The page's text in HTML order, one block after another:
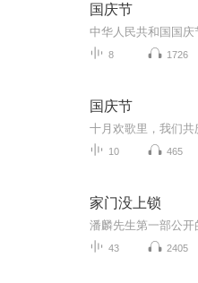
国庆节
8 1726
国庆节
10 465
家门没上锁
43 2405